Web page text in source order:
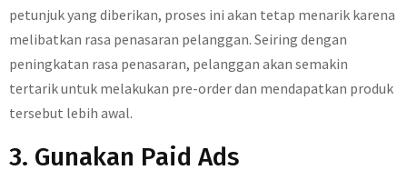
petunjuk yang diberikan, proses ini akan tetap menarik karena
melibatkan rasa penasaran pelanggan. Seiring dengan
peningkatan rasa penasaran, pelanggan akan semakin
tertarik untuk melakukan pre-order dan mendapatkan produk
tersebut lebih awal.
3. Gunakan Paid Ads